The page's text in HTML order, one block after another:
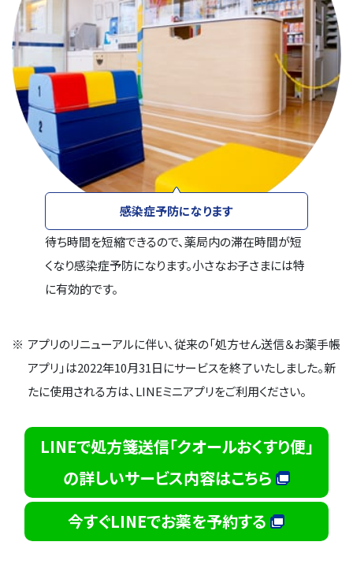
感染症予防になります
待ち時間を短縮できるので、薬局内の滞在時間が短
くなり感染症予防になります。小さなお子さまには特
に有効的です。
※ アプリのリニューアルに伴い、従来の「処方せん送信＆お薬手帳
アプリ」は2022年10月31日にサービスを終了いたしました。新
たに使用される方は、LINEミニアプリをご利用ください。
LINEで処方箋送信「クオールおくすり便」
の詳しいサービス内容はこちら
今すぐLINEでお薬を予約する